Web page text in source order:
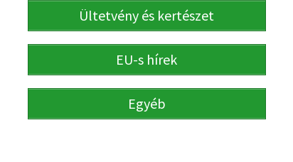
Ültetvény és kertészet
EU-s hírek
Egyéb